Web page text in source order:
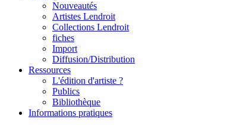
Nouveautés
Artistes Lendroit
Collections Lendroit
fiches
Import
Diffusion/Distribution
Ressources
L'édition d'artiste ?
Publics
Bibliothèque
Informations pratiques